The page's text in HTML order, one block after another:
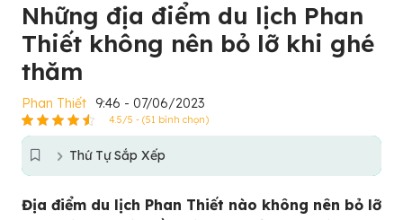
Những địa điểm du lịch Phan
Thiết không nên bỏ lỡ khi ghé
thăm
Phan Thiết 9:46 - 07/06/2023
4.5/5 - (51 bình chọn)
Thứ Tự Sắp Xếp
Địa điểm du lịch Phan Thiết nào không nên bỏ lỡ